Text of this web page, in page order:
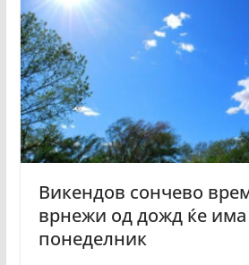
Викендов сончево
врнежи од дожд ќе
понеделник